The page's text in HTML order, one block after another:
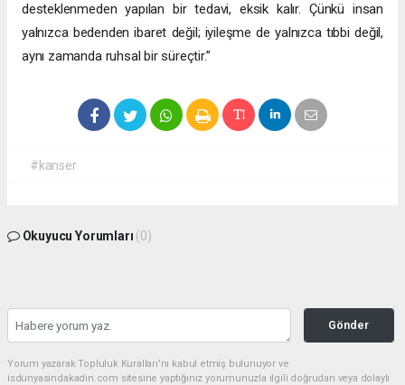
desteklenmeden yapılan bir tedavi, eksik kalır. Çünkü insan
yalnızca bedenden ibaret değil; iyileşme de yalnızca tıbbi değil,
aynı zamanda ruhsal bir süreçtir.”
#kanser
Okuyucu Yorumları (0)
Gönder
Yorum yazarak Topluluk Kuralları’nı kabul etmiş bulunuyor ve
isdunyasindakadin.com sitesine yaptığınız yorumunuzla ilgili doğrudan veya dolaylı